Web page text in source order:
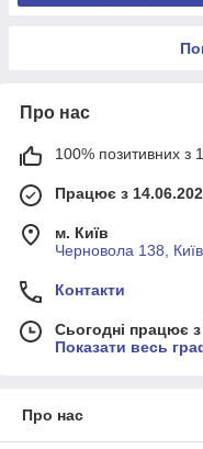
Про нас
100% позитивних з
Працює з
м. Київ
Черновола 138,
Контакти
Сьогодні працює
Показати весь
Про нас